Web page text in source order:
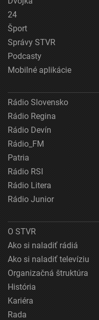
24
Šport
Správy STVR
Podcasty
Mobilné aplikácie
Rádio Slovensko
Rádio Regina
Rádio Devín
Rádio_FM
Patria
Rádio RSI
Rádio Litera
Rádio Junior
O STVR
Ako si naladiť rádiá
Ako si naladiť televíziu
Organizačná štruktúra
História
Kariéra
Rada